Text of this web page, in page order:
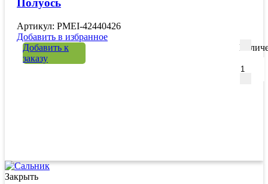
Полуось
Артикул: PMEI-42440426
Добавить в избранное
Добавить к
заказу
Закрыть